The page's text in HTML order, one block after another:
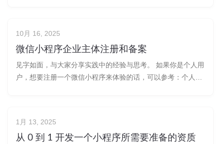
程序的启动速度和用户体验
10月 16, 2025
微信小程序企业主体注册和备案
见字如面，与大家分享实践中的经验与思考。 如果你是个人用
户，想要注册一个微信小程序来体验的话，可以参考：个人微
1月 13, 2025
从 0 到 1 开发一个小程序所需要准备的资质